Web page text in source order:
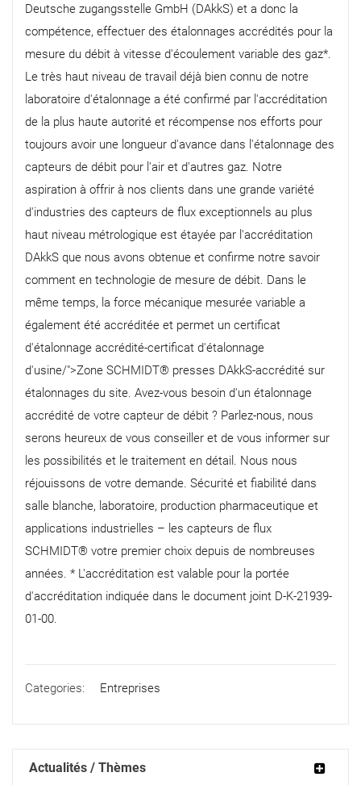
Deutsche zugangsstelle GmbH (DAkkS) et a donc la
compétence, effectuer des étalonnages accrédités pour la
mesure du débit à vitesse d'écoulement variable des gaz*.
Le très haut niveau de travail déjà bien connu de notre
laboratoire d'étalonnage a été confirmé par l'accréditation
de la plus haute autorité et récompense nos efforts pour
toujours avoir une longueur d'avance dans l'étalonnage des
capteurs de débit pour l'air et d'autres gaz. Notre
aspiration à offrir à nos clients dans une grande variété
d'industries des capteurs de flux exceptionnels au plus
haut niveau métrologique est étayée par l'accréditation
DAkkS que nous avons obtenue et confirme notre savoir
comment en technologie de mesure de débit. Dans le
même temps, la force mécanique mesurée variable a
également été accréditée et permet un certificat
d'étalonnage accrédité-certificat d'étalonnage
d'usine/">Zone SCHMIDT® presses DAkkS-accrédité sur
étalonnages du site. Avez-vous besoin d'un étalonnage
accrédité de votre capteur de débit ? Parlez-nous, nous
serons heureux de vous conseiller et de vous informer sur
les possibilités et le traitement en détail. Nous nous
réjouissons de votre demande. Sécurité et fiabilité dans
salle blanche, laboratoire, production pharmaceutique et
applications industrielles – les capteurs de flux
SCHMIDT® votre premier choix depuis de nombreuses
années. * L'accréditation est valable pour la portée
d'accréditation indiquée dans le document joint D-K-21939-
01-00.
Categories: Entreprises
Actualités / Thèmes